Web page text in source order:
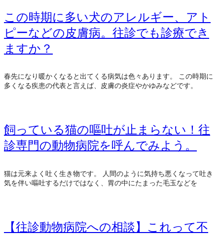
この時期に多い犬のアレルギー、アト
ピーなどの皮膚病。往診でも診療でき
ますか？
春先になり暖かくなると出てくる病気は色々あります。 この時期に
多くなる疾患の代表と言えば、皮膚の炎症やかゆみなどです。
飼っている猫の嘔吐が止まらない！往
診専門の動物病院を呼んでみよう。
猫は元来よく吐く生き物です。 人間のように気持ち悪くなって吐き
気を伴い嘔吐するだけではなく、胃の中にたまった毛玉などを
【往診動物病院への相談】これって不